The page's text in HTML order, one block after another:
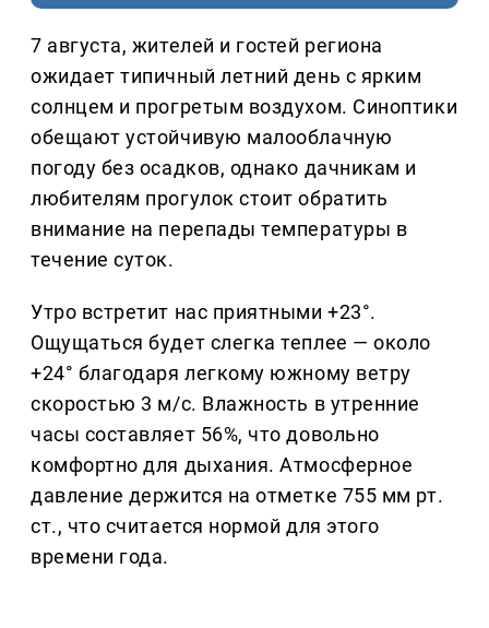
7 августа, жителей и гостей региона
ожидает типичный летний день с ярким
солнцем и прогретым воздухом. Синоптики
обещают устойчивую малооблачную
погоду без осадков, однако дачникам и
любителям прогулок стоит обратить
внимание на перепады температуры в
течение суток.
Утро встретит нас приятными +23°.
Ощущаться будет слегка теплее — около
+24° благодаря легкому южному ветру
скоростью 3 м/с. Влажность в утренние
часы составляет 56%, что довольно
комфортно для дыхания. Атмосферное
давление держится на отметке 755 мм рт.
ст., что считается нормой для этого
времени года.